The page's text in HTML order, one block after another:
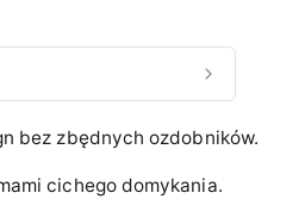
bez zbędnych ozdobników.
cichego domykania.